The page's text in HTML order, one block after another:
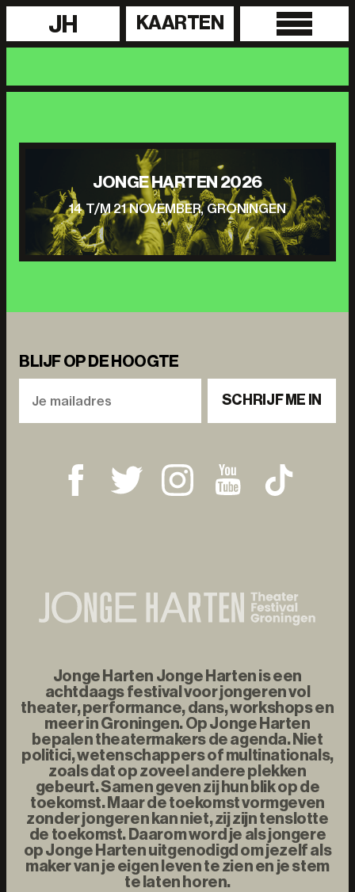
JH KAARTEN
JONGE HARTEN 2026
14 T/M 21 NOVEMBER, GRONINGEN
BLIJF OP DE HOOGTE
SCHRIJF ME IN
Jonge Harten Jonge Harten is een
achtdaags festival voor jongeren vol
theater, performance, dans, workshops en
meer in Groningen. Op Jonge Harten
bepalen theatermakers de agenda. Niet
politici, wetenschappers of multinationals,
zoals dat op zoveel andere plekken
gebeurt. Samen geven zij hun blik op de
toekomst. Maar de toekomst vormgeven
zonder jongeren kan niet, zij zijn tenslotte
de toekomst. Daarom word je als jongere
op Jonge Harten uitgenodigd om jezelf als
maker van je eigen leven te zien en je stem
te laten horen.